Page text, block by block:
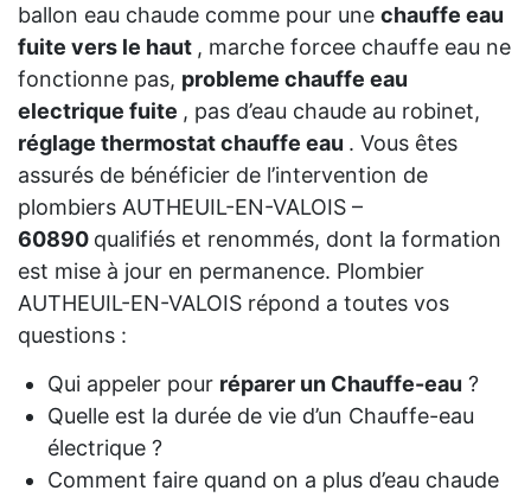
ballon eau chaude comme pour une chauffe eau
fuite vers le haut , marche forcee chauffe eau ne
fonctionne pas, probleme chauffe eau
electrique fuite , pas d’eau chaude au robinet,
réglage thermostat chauffe eau . Vous êtes
assurés de bénéficier de l’intervention de
plombiers AUTHEUIL-EN-VALOIS –
60890 qualifiés et renommés, dont la formation
est mise à jour en permanence. Plombier
AUTHEUIL-EN-VALOIS répond a toutes vos
questions :
Qui appeler pour réparer un Chauffe-eau ?
Quelle est la durée de vie d’un Chauffe-eau
électrique ?
Comment faire quand on a plus d’eau chaude